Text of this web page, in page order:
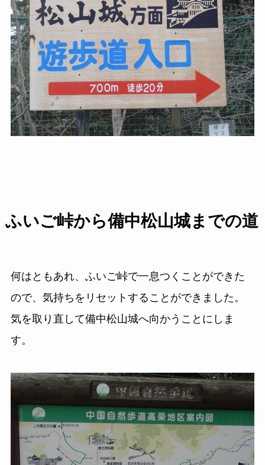
ふいご峠から備中松山城までの道
何はともあれ、ふいご峠で一息つくことができた
ので、気持ちをリセットすることができました。
気を取り直して備中松山城へ向かうことにしま
す。